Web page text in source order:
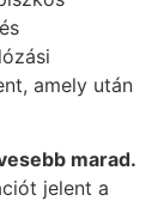
amely után
marad.
jelent a